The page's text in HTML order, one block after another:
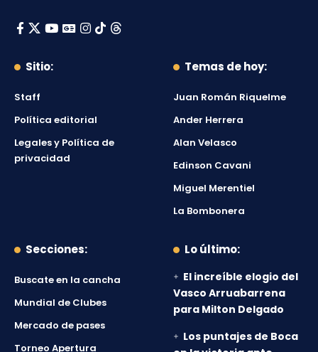
Sitio:
Staff
Política editorial
Legales y Política de
privacidad
Temas de hoy:
Juan Román Riquelme
Ander Herrera
Alan Velasco
Edinson Cavani
Miguel Merentiel
La Bombonera
Secciones:
Buscate en la cancha
Mundial de Clubes
Mercado de pases
Torneo Apertura
Lo último:
El increíble elogio del
Vasco Arruabarrena
para Milton Delgado
Los puntajes de Boca